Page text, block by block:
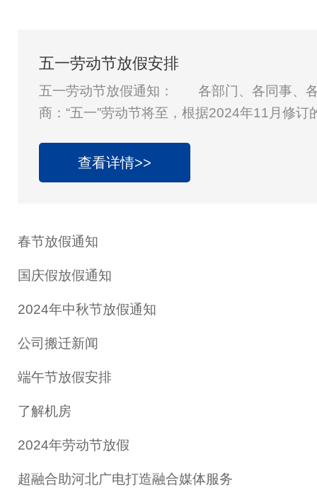
五一劳动节放假安排
五一劳动节放假通知： 各部门、各同事、
商：“五一”劳动节将至，根据2024年11月修订
月1日（星期四）至5月5日（星期一）放假调
月27日（周日）上班。其中5月1日至2日为国
查看详情>>
春节放假通知
国庆假放假通知
2024年中秋节放假通知
公司搬迁新闻
端午节放假安排
了解机房
2024年劳动节放假
超融合助河北广电打造融合媒体服务